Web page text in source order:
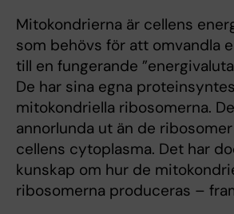
Mitokondrierna är cellens
som behövs för att omvandla
till en fungerande
De har sina egna
mitokondriella ribosomerna.
annorlunda ut än de
cellens cytoplasma. Det har
kunskap om hur de
ribosomerna produceras –